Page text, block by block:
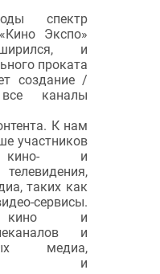
спектр
Экспо»
и
проката
создание /
каналы
К нам
участников
и
таких как
сервисы.
кино и
и
медиа,
и